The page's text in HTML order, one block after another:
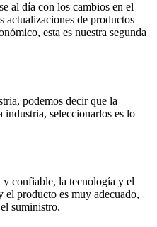
al día con los cambios en el
actualizaciones de productos
esta es nuestra segunda
podemos decir que la
industria, seleccionarlos es lo
y confiable, la tecnología y el
el producto es muy adecuado,
suministro.